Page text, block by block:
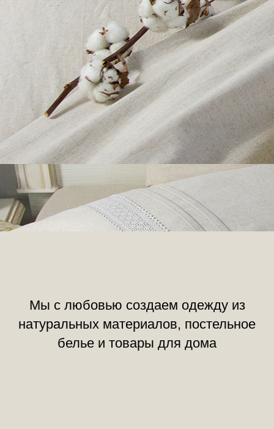
Мы с любовью создаем одежду из
натуральных материалов, постельное
белье и товары для дома